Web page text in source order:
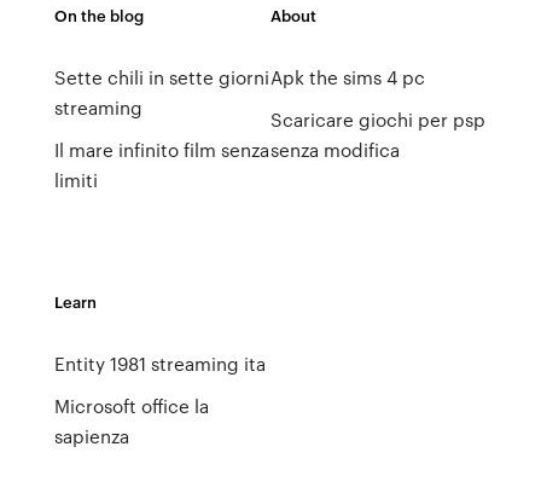
On the blog
Sette chili in sette giorni
streaming
Il mare infinito film senza
limiti
About
Apk the sims 4 pc
Scaricare giochi per psp
senza modifica
Learn
Entity 1981 streaming ita
Microsoft office la
sapienza